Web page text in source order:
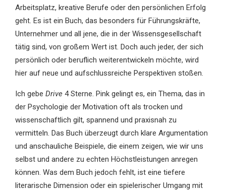
Arbeitsplatz, kreative Berufe oder den persönlichen Erfolg
geht. Es ist ein Buch, das besonders für Führungskräfte,
Unternehmer und all jene, die in der Wissensgesellschaft
tätig sind, von großem Wert ist. Doch auch jeder, der sich
persönlich oder beruflich weiterentwickeln möchte, wird
hier auf neue und aufschlussreiche Perspektiven stoßen.
Ich gebe Drive4 Sterne. Pink gelingt es, ein Thema, das in
der Psychologie der Motivation oft als trocken und
wissenschaftlich gilt, spannend und praxisnah zu
vermitteln. Das Buch überzeugt durch klare Argumentation
und anschauliche Beispiele, die einem zeigen, wie wir uns
selbst und andere zu echten Höchstleistungen anregen
können. Was dem Buch jedoch fehlt, ist eine tiefere
literarische Dimension oder ein spielerischer Umgang mit